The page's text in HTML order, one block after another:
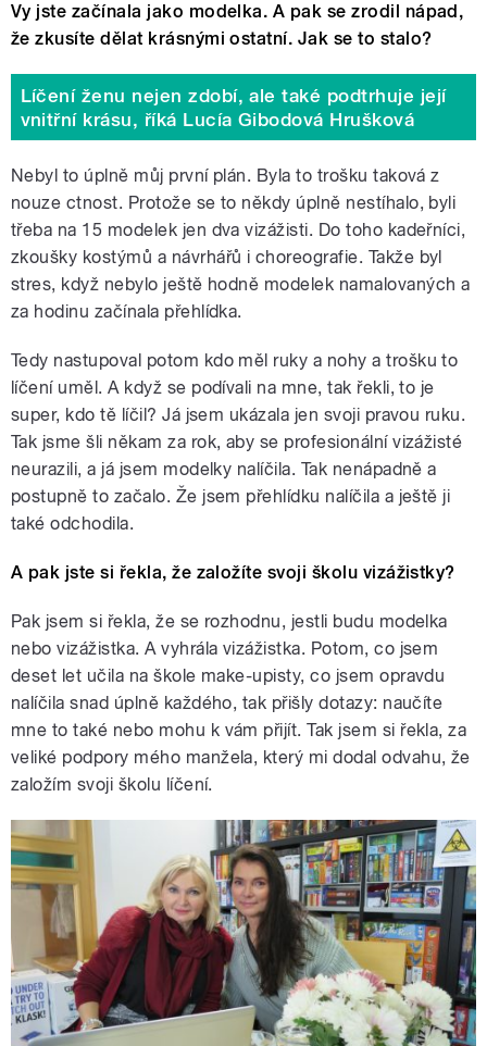
Vy jste začínala jako modelka. A pak se zrodil nápad,
že zkusíte dělat krásnými ostatní. Jak se to stalo?
Líčení ženu nejen zdobí, ale také podtrhuje její
vnitřní krásu, říká Lucía Gibodová Hrušková
Nebyl to úplně můj první plán. Byla to trošku taková z
nouze ctnost. Protože se to někdy úplně nestíhalo, byli
třeba na 15 modelek jen dva vizážisti. Do toho kadeřníci,
zkoušky kostýmů a návrhářů i choreografie. Takže byl
stres, když nebylo ještě hodně modelek namalovaných a
za hodinu začínala přehlídka.
Tedy nastupoval potom kdo měl ruky a nohy a trošku to
líčení uměl. A když se podívali na mne, tak řekli, to je
super, kdo tě líčil? Já jsem ukázala jen svoji pravou ruku.
Tak jsme šli někam za rok, aby se profesionální vizážisté
neurazili, a já jsem modelky nalíčila. Tak nenápadně a
postupně to začalo. Že jsem přehlídku nalíčila a ještě ji
také odchodila.
A pak jste si řekla, že založíte svoji školu vizážistky?
Pak jsem si řekla, že se rozhodnu, jestli budu modelka
nebo vizážistka. A vyhrála vizážistka. Potom, co jsem
deset let učila na škole make-upisty, co jsem opravdu
nalíčila snad úplně každého, tak přišly dotazy: naučíte
mne to také nebo mohu k vám přijít. Tak jsem si řekla, za
veliké podpory mého manžela, který mi dodal odvahu, že
založím svoji školu líčení.